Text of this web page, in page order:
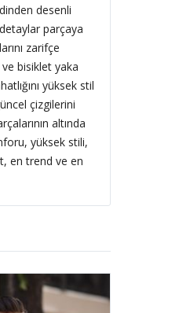
desenli
parçaya
zarifçe
bisiklet yaka
yüksek stil
çizgilerini
altında
yüksek stili,
en trend ve en